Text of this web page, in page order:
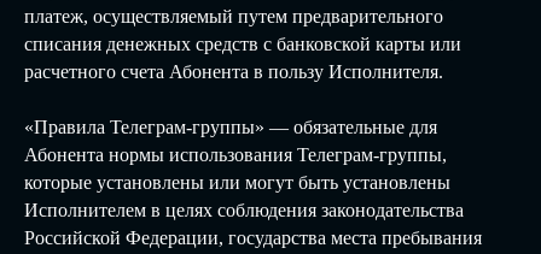
платеж, осуществляемый путем предварительного
списания денежных средств с банковской карты или
расчетного счета Абонента в пользу Исполнителя.
«Правила Телеграм-группы» — обязательные для
Абонента нормы использования Телеграм-группы,
которые установлены или могут быть установлены
Исполнителем в целях соблюдения законодательства
Российской Федерации, государства места пребывания